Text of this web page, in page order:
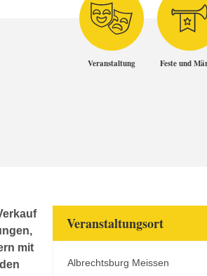
Veranstaltung Feste und
mit
Veranstaltungsort
Albrechtsburg Meissen